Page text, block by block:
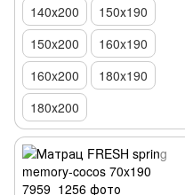
140х200
150х190
150x200
160x190
160x200
180x190
180х200